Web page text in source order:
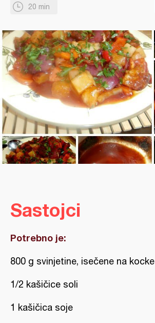
20 min
Sastojci
Potrebno je:
800 g svinjetine, isečene na kocke
1/2 kašičice soli
1 kašičica soje